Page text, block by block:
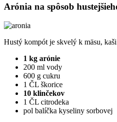
Arónia na spôsob
Hustý kompót je skvelý k mäsu,
1 kg arónie
200 ml vody
600 g cukru
1 ČL škorice
10 klinčekov
1 ČL citrodeka
pol balíčka kyseliny sorbovej